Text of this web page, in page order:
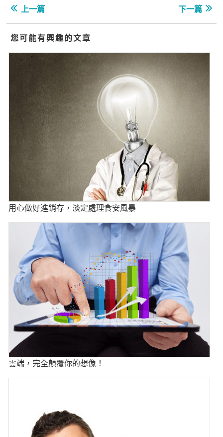
上一篇 下一篇
您可能有興趣的文章
用心做好進銷存，淡定處理食安風暴
雲端，完全顛覆你的想像！